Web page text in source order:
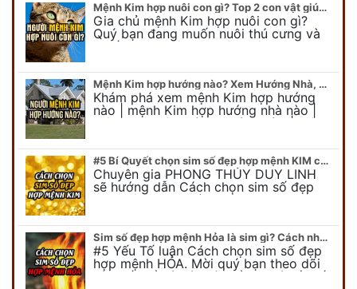
Mệnh Kim hợp nuôi con gì? Top 2 con vật giúp gia chủ Phát tài phát lộc
Gia chủ mệnh Kim hợp nuôi con gì?
Quý bạn đang muốn nuôi thú cưng và
muốn chọn một con vật nuôi hợp
Duy…
Mệnh Kim hợp hướng nào? Xem Hướng Nhà, Phòng ngủ, Làm việc hợp mệnh Kim
Khám phá xem mệnh Kim hợp hướng
nào | mệnh Kim hợp hướng nhà nào |
mệnh Kim kê giường hướng nào | mệnh
#5 Bí Quyết chọn sim số đẹp hợp mệnh KIM chuẩn xác nhất
Chuyên gia PHONG THỦY DUY LINH
sẽ hướng dẫn Cách chọn sim số đẹp
hợp mệnh KIM. Mời quý bạn theo dõi
Sim số đẹp hợp mệnh Hỏa là sim gì? Cách nhận biết sim đẹp hợp mệnh Hỏa
#5 Yếu Tố luận Cách chọn sim số đẹp
hợp mệnh HỎA. Mời quý bạn theo dõi
bài viết để có cái nhìn tổng quát về số